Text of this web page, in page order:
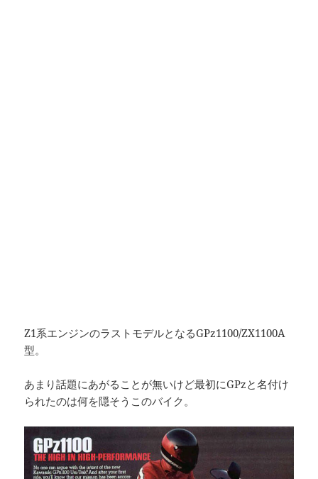
Z1系エンジンのラストモデルとなるGPz1100/ZX1100A
型。
あまり話題にあがることが無いけど最初にGPzと名付け
られたのは何を隠そうこのバイク。